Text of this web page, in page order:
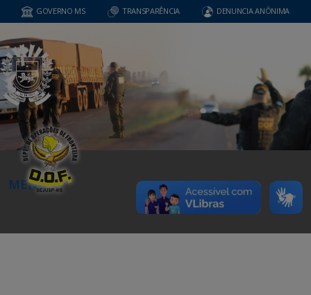
GOVERNO MS TRANSPARÊNCIA DENUNCIA ANÔNIMA
MENU